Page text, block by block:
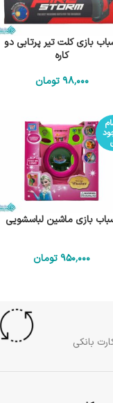
بازی کلت تیر پرتابی دو
کاره
98٬000تومان
بازی ماشین لباسشویی
950٬000 تومان
بانکی